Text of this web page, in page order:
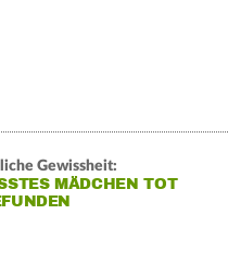
Gewissheit:
MÄDCHEN TOT